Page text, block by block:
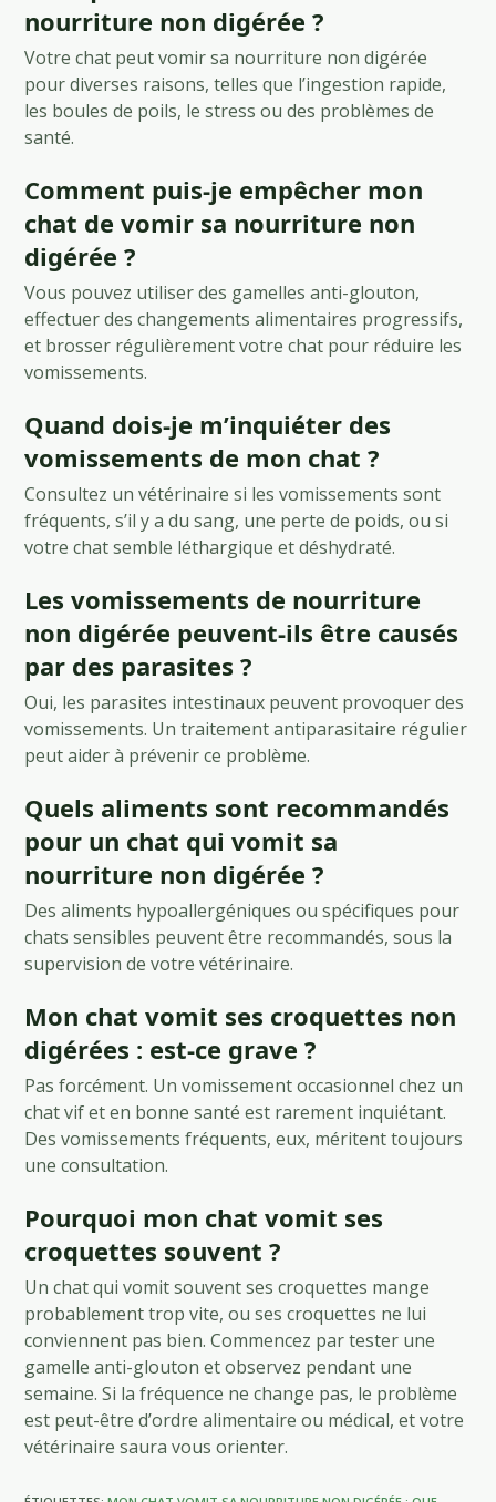
nourriture non digérée ?
Votre chat peut vomir sa nourriture non digérée
pour diverses raisons, telles que l’ingestion rapide,
les boules de poils, le stress ou des problèmes de
santé.
Comment puis-je empêcher mon
chat de vomir sa nourriture non
digérée ?
Vous pouvez utiliser des gamelles anti-glouton,
effectuer des changements alimentaires progressifs,
et brosser régulièrement votre chat pour réduire les
vomissements.
Quand dois-je m’inquiéter des
vomissements de mon chat ?
Consultez un vétérinaire si les vomissements sont
fréquents, s’il y a du sang, une perte de poids, ou si
votre chat semble léthargique et déshydraté.
Les vomissements de nourriture
non digérée peuvent-ils être causés
par des parasites ?
Oui, les parasites intestinaux peuvent provoquer des
vomissements. Un traitement antiparasitaire régulier
peut aider à prévenir ce problème.
Quels aliments sont recommandés
pour un chat qui vomit sa
nourriture non digérée ?
Des aliments hypoallergéniques ou spécifiques pour
chats sensibles peuvent être recommandés, sous la
supervision de votre vétérinaire.
Mon chat vomit ses croquettes non
digérées : est-ce grave ?
Pas forcément. Un vomissement occasionnel chez un
chat vif et en bonne santé est rarement inquiétant.
Des vomissements fréquents, eux, méritent toujours
une consultation.
Pourquoi mon chat vomit ses
croquettes souvent ?
Un chat qui vomit souvent ses croquettes mange
probablement trop vite, ou ses croquettes ne lui
conviennent pas bien. Commencez par tester une
gamelle anti-glouton et observez pendant une
semaine. Si la fréquence ne change pas, le problème
est peut-être d’ordre alimentaire ou médical, et votre
vétérinaire saura vous orienter.